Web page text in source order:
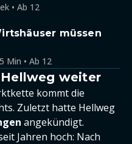
• Ab 12
müssen
Min • Ab 12
weiter
kommt die
Zuletzt hatte Hellweg
angekündigt.
Jahren hoch: Nach